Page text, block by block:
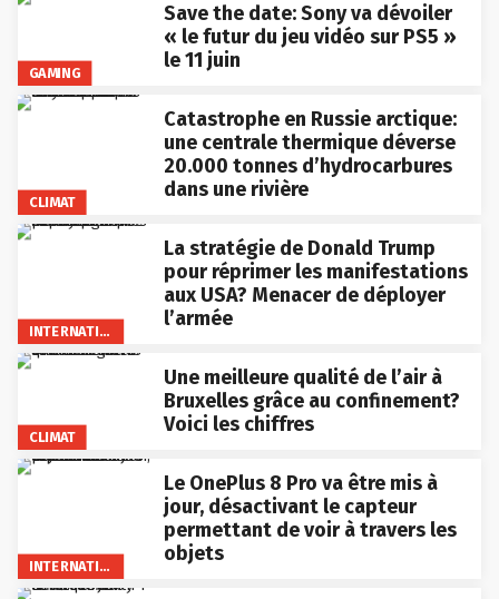
GAMING
Save the date: Sony va dévoiler
« le futur du jeu vidéo sur PS5 »
le 11 juin
CLIMAT
Catastrophe en Russie arctique:
une centrale thermique déverse
20.000 tonnes d’hydrocarbures
dans une rivière
INTERNATIONAL
La stratégie de Donald Trump
pour réprimer les manifestations
aux USA? Menacer de déployer
l’armée
CLIMAT
Une meilleure qualité de l’air à
Bruxelles grâce au confinement?
Voici les chiffres
INTERNATIONAL
Le OnePlus 8 Pro va être mis à
jour, désactivant le capteur
permettant de voir à travers les
objets